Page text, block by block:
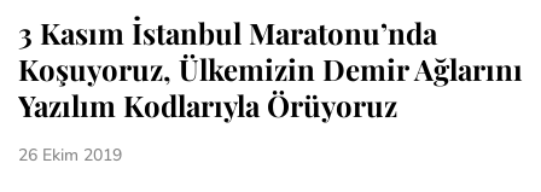
3 Kasım İstanbul Maratonu’nda
Koşuyoruz, Ülkemizin Demir Ağlarını
Yazılım Kodlarıyla Örüyoruz
26 Ekim 2019